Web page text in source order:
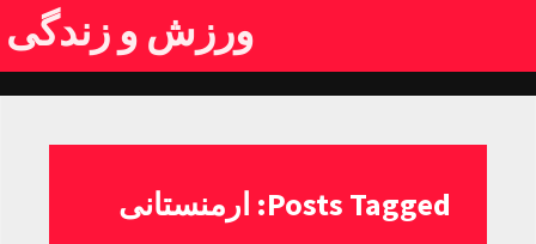
ورزش و زندگی
Posts Tagged: ارمنستانی